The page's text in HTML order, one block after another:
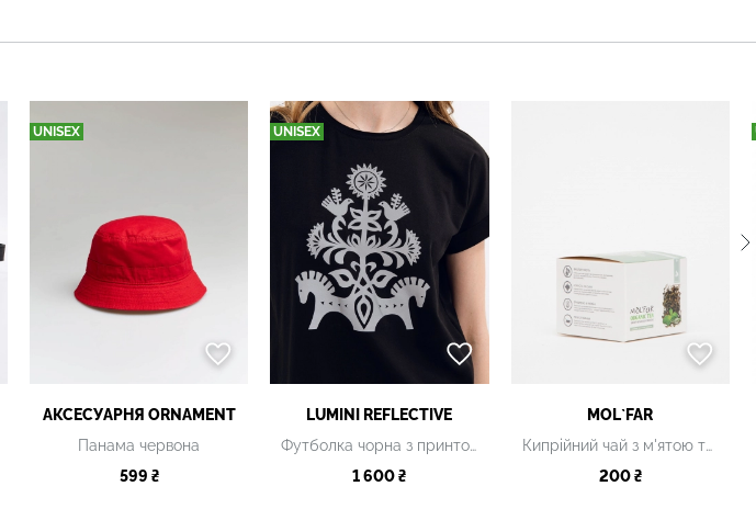
UNISEX
АКСЕСУАРНЯ ОRNAMENT
Панама червона
599 ₴
UNISEX
LUMINI REFLECTIVE
Футболка чорна з принтом
1 600 ₴
MOL`FAR
Кипрійний чай з м'ятою та мелісою
200 ₴